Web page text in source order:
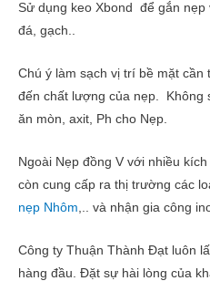
Sử dụng keo Xbond để gắn
đá, gạch..
Chú ý làm sạch vị trí bề mặt
đến chất lượng của nẹp. Không
ăn mòn, axit, Ph cho Nẹp.
Ngoài Nẹp đồng V với nhiều
còn cung cấp ra thị trường các
nẹp Nhôm,.. và nhận gia công
Công ty Thuận Thành Đạt luôn
hàng đầu. Đặt sự hài lòng của